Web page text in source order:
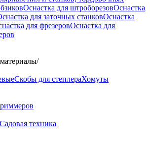
Оснастка для штроборезовОснастка
для заточных станковОснастка
для фрезеровОснастка для
/
Скобы для степлераХомуты